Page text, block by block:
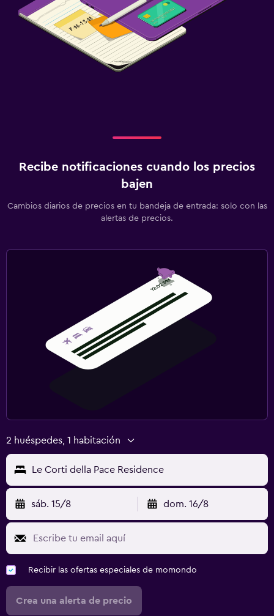
Recibe notificaciones cuando los precios
bajen
Cambios diarios de precios en tu bandeja de entrada: solo con las
alertas de precios.
2 huéspedes, 1 habitación
Le Corti della Pace Residence
sáb. 15/8 dom. 16/8
Recibir las ofertas especiales de momondo
Crea una alerta de precio